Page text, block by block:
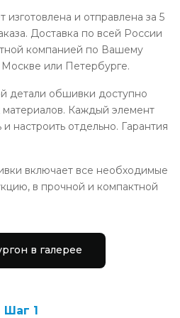
и отправлена за 5
Доставка по всей России
компанией по Вашему
или Петербурге.
детали обшивки доступно
материалов. Каждый элемент
настроить отдельно. Гарантия
включает все необходимые
в прочной и компактной
в галерее
Шаг 1